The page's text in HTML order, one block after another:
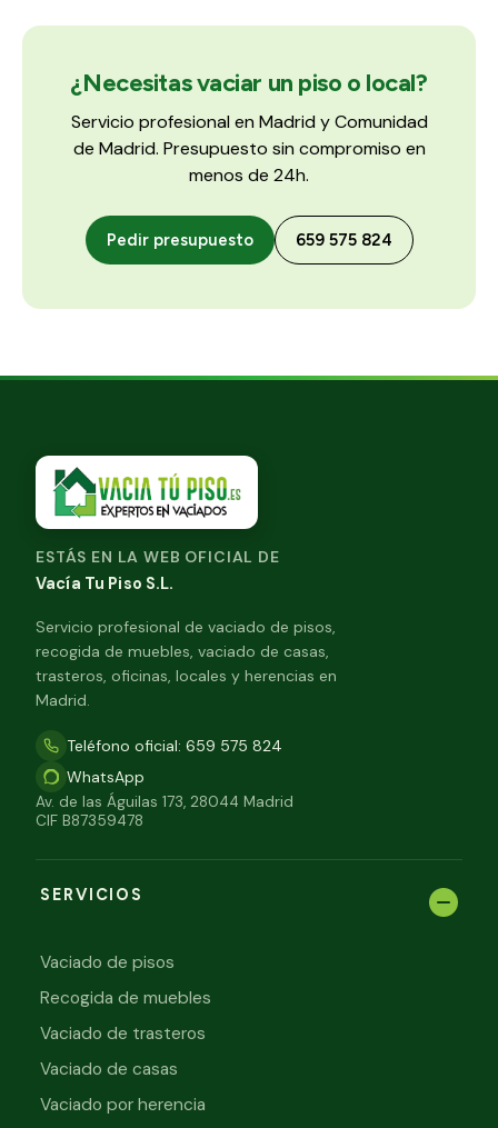
¿Necesitas vaciar un piso o local?
Servicio profesional en Madrid y Comunidad
de Madrid. Presupuesto sin compromiso en
menos de 24h.
Pedir presupuesto 659 575 824
ESTÁS EN LA WEB OFICIAL DE
Vacía Tu Piso S.L.
Servicio profesional de vaciado de pisos,
recogida de muebles, vaciado de casas,
trasteros, oficinas, locales y herencias en
Madrid.
Teléfono oficial: 659 575 824
WhatsApp
Av. de las Águilas 173, 28044 Madrid
CIF B87359478
SERVICIOS
Vaciado de pisos
Recogida de muebles
Vaciado de trasteros
Vaciado de casas
Vaciado por herencia